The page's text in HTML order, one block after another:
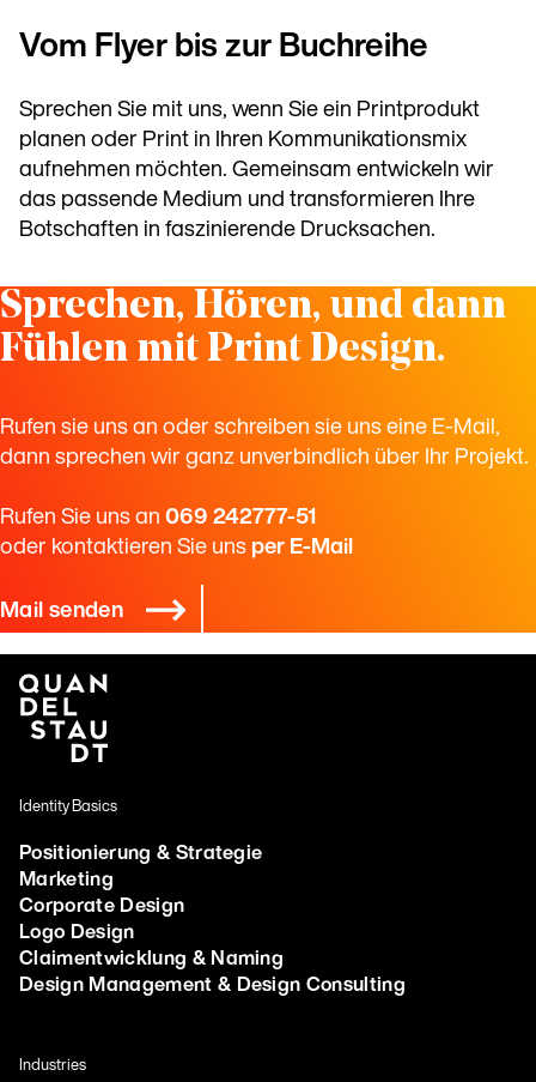
Vom Flyer bis zur Buchreihe
Sprechen Sie mit uns, wenn Sie ein Printprodukt
planen oder Print in Ihren Kommunikationsmix
aufnehmen möchten. Gemeinsam entwickeln wir
das passende Medium und transformieren Ihre
Botschaften in faszinierende Drucksachen.
Sprechen, Hören, und dann
Fühlen mit Print Design.
Rufen sie uns an oder schreiben sie uns eine E-Mail,
dann sprechen wir ganz unverbindlich über Ihr Projekt.
Rufen Sie uns an ­069 242777-51
oder kontaktieren Sie uns ­per E-Mail
Mail senden
Identity Basics
Positionierung & Strategie
Marketing
Corporate Design
Logo Design
Claimentwicklung & Naming
Design Management & Design Consulting
Industries